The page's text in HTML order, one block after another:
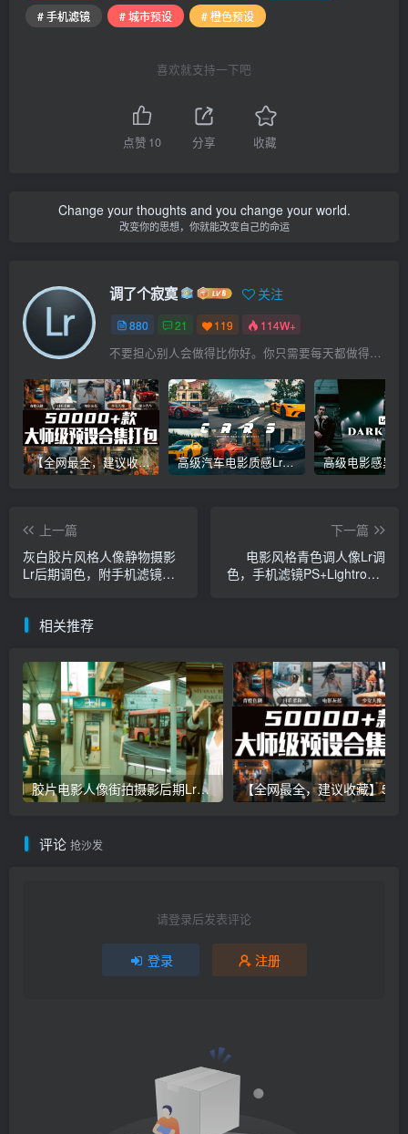
# 手机滤镜
# 城市预设 # 橙色预设
喜欢就支持一下吧
点赞 10 分享 收藏
Change your thoughts and you change your world.
改变你的思想，你就能改变自己的命运
调了个寂寞 关注
880 21 119 114W+
不要担心别人会做得比你好。你只需要每天都做得比前一天好就可以了
【全网最全，建议收藏】5万多款Lr顶级调色预设合集，精心整理，分类清晰，摄影师调色师必备素材，够用一辈子！ 高级汽车电影质感Lr调色教程，手机滤镜PS+Lightroom预设下载！
上一篇
灰白胶片风格人像静物摄影
Lr后期调色，附手机滤镜
下一篇
电影风格青色调人像Lr调
色，手机滤镜PS+Lightroom
相关推荐
胶片电影人像街拍摄影后期Lr调色教程，手机滤镜PS+Lightroom预设下载！
评论 抢沙发
请登录后发表评论
登录 注册